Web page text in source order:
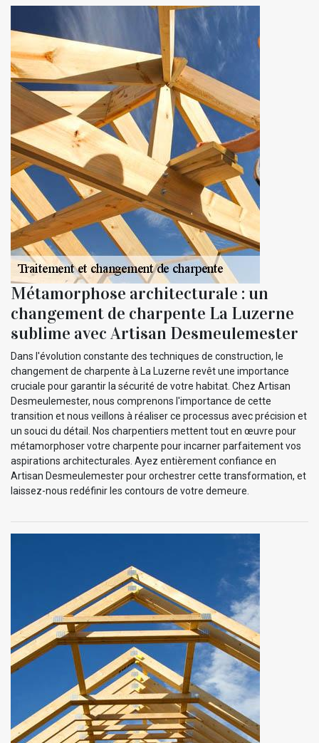
Métamorphose architecturale : un
changement de charpente La Luzerne
sublime avec Artisan Desmeulemester
Dans l'évolution constante des techniques de construction, le
changement de charpente à La Luzerne revêt une importance
cruciale pour garantir la sécurité de votre habitat. Chez Artisan
Desmeulemester, nous comprenons l'importance de cette
transition et nous veillons à réaliser ce processus avec précision et
un souci du détail. Nos charpentiers mettent tout en œuvre pour
métamorphoser votre charpente pour incarner parfaitement vos
aspirations architecturales. Ayez entièrement confiance en
Artisan Desmeulemester pour orchestrer cette transformation, et
laissez-nous redéfinir les contours de votre demeure.